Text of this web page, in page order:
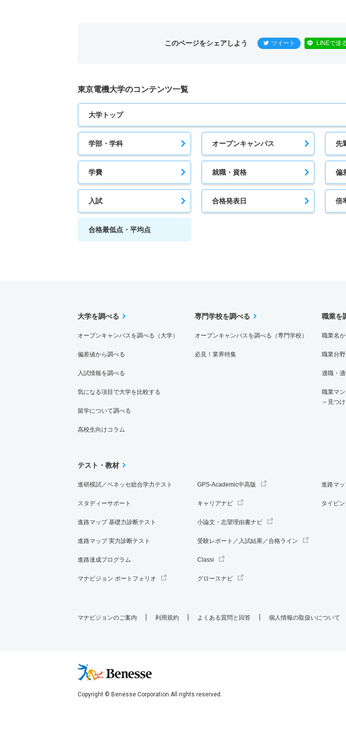
このページをシェアしよう ツイート LINEで送
東京電機大学のコンテンツ一覧
大学トップ
学部・学科 オープンキャンパス 先
学費 就職・資格 偏
入試 合格発表日 倍
合格最低点・平均点
大学を調べる
オープンキャンパスを調べる（大学）
偏差値から調べる
入試情報を調べる
気になる項目で大学を比較する
留学について調べる
高校生向けコラム
専門学校を調べる
オープンキャンパスを調べる（専門学校）
必見！業界特集
職業を
職業名
職業分
適職・
職業マ
～見つ
テスト・教材
進研模試／ベネッセ総合学力テスト
スタディーサポート
進路マップ 基礎力診断テスト
進路マップ 実力診断テスト
進路達成プログラム
マナビジョン ポートフォリオ
GPS-Academic中高版
キャリアナビ
小論文・志望理由書ナビ
受験レポート／入試結果／合格ライン
Classi
グロースナビ
進路マ
タイピ
マナビジョンのご案内 利用規約 よくある質問と回答 個人情報の取扱いについて
Copyright © Benesse Corporation All rights reserved.